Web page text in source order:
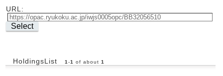
URL:
Select
HoldingsList 1 -1 of about 1